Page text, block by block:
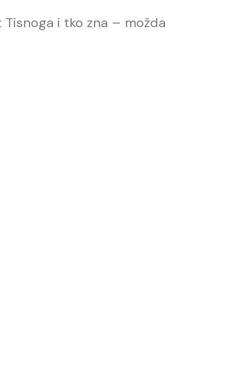
i tko zna – možda